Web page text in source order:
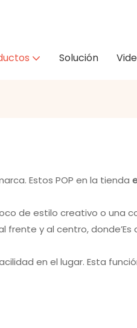
Solución
Estos POP en la tienda
de estilo creativo o una
y al centro,
en el lugar. Esta